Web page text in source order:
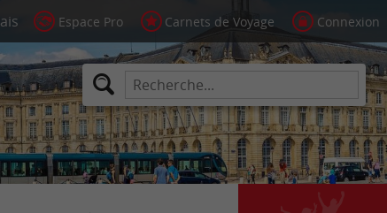
Espace Pro Carnets de Voyage Connexion